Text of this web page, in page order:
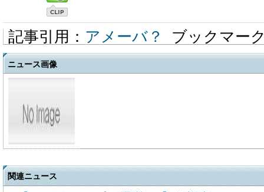
記事引用： アメーバ？ ブックマー
ニュース画像
関連ニュース